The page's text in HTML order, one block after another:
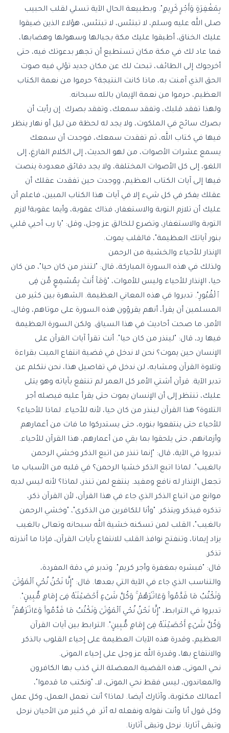
بِمَغْفِرَةٍ وَأَجْرٍ كَرِيمٍ". وبطبيعة الحال الآية تسلي لقلب الحبيب
صلى الله عليه وسلم، لا تبتئس، لا تبتئس، هؤلاء الذين ضيقوا
عليك الخناق، أطبقوا عليك مكة بجبالها وسهولها وهضابها،
فما عاد لك في مكة مكان تستطيع أن تجهر بدعوتك فيه، حتى
أخرجوك إلى الطائف، تبحث لك عن مكان جديد تؤلي فيه صوت
الحق الذي آمنت به، ماذا كانت النتيجة؟ حرموا من نعمة الكتاب
العظيم، حرموا من نعمة الإيمان بالله سبحانه.
ولهذا تفقد قلبك، وتفقد سمعك، وتفقد بصرك. إن رأيت أن
بصرك سائح في الملكوت، ولا يجد له لحظة من ليل أو نهار ينظر
فيها في كتاب الله، ثم تفقدت سمعك، فوجدت أن سمعك
يسمع عشرات الأصوات، من لهو الحديث، إلى الكلام الفارغ، إلى
اللغو، إلى كل الأصوات المختلفة، ولا يجد دقائق معدودة ينصت
فيها إلى آيات الكتاب العظيم، ووجدت حين تفقدت عقلك أن
عقلك يفكر في كل شيء إلا في آيات هذا الكتاب المبين، فاعلم أن
عليك أن تلازم التوبة والاستغفار، فذاك عقوبة، وأيما عقوبة! لازم
التوبة والاستغفار، وتضرع للخالق عز وجل، وقل: "يا رب أحيي قلبي
بنور آياتك العظيمة"، فالقلب يموت.
الإنذار للأحياء والخشية من الرحمن
ولذلك في هذه السورة المباركة، قال: "لتنذر من كان حيا"، من كان
حيا، الإنذار للأحياء وليس للأموات، "وَمَآ أَنتَ بِمُسْمِعٍ مَّن فِى
ٱلْقُبُورِ". تدبروا في هذه المعاني العظيمة. الشهرة بين كثير من
المسلمين أن يقرأ، أنهم يقرؤون هذه السورة على موتاهم، وقال،
الأمر، ما صحت أحاديث في هذا السياق. ولكن السورة العظيمة
فيها رد، قال: "لينذر من كان حيا". أنت تقرأ آيات القرآن على
الإنسان حين يموت؟ نحن لا ندخل في قضية انتفاع الميت بقراءة
وتلاوة القرآن ومشابه، لن ندخل في تفاصيل هذا، نحن نتكلم عن
تدبر الآية. قرآن أشتي الأمر كل العمر لم تنتفع بآياته وهو يتلى
عليك، تنتظر إلى أن الإنسان يموت حتى يقرأ عليه فيصله أجر
التلاوة؟ هذا القرآن لينذر من كان حيا، لأنه للأحياء. لماذا للأحياء؟
للأحياء حتى ينتفعوا بنوره، حتى يستدركوا ما فات من أعمارهم
وأزمانهم، حتى يلحقوا بما بقي من أعمارهم، هذا القرآن للأحياء.
تدبروا في الآية، قال: "إنما تنذر من اتبع الذكر وخشي الرحمن
بالغيب". لماذا اتبع الذكر خشيا الرحمن؟ في قلبه من الأسباب ما
تجعل الإنذار له نافع ومفيد. ينتفع لمن تنذر، لماذا؟ لأنه ليس لديه
موانع من اتباع الذكر الذي جاء في هذا القرآن، لأن القرآن ذكر،
تذكره فيذكر ويتذكر. "وأنا للكافرين من الذكرى"، "وخشي الرحمن
بالغيب"، القلب لمن تسكنه خشية الله سبحانه وتعالى بالغيب
يزاد إيمانا، وتنفتح نوافذ القلب للانتفاع بآيات القرآن، فإذا ما أنذرته
تذكر.
قال: "فبشره بمغفرة وأجر كريم". وتدبر في دقة المفردة،
والتناسب الذي جاء في الآية التي بعدها. قال: "إِنَّا نَحْنُ نُحْىِ ٱلْمَوْتَىٰ
وَنَكْتُبُ مَا قَدَّمُوا۟ وَءَاثَـٰرَهُمْ ۚ وَكُلَّ شَىْءٍ أَحْصَيْنَـٰهُ فِىٓ إِمَامٍ مُّبِينٍ".
تدبروا في الترابط، "إِنَّا نَحْنُ نُحْىِ ٱلْمَوْتَىٰ وَنَكْتُبُ مَا قَدَّمُوا۟ وَءَاثَـٰرَهُمْ ۚ
وَكُلَّ شَىْءٍ أَحْصَيْنَـٰهُ فِىٓ إِمَامٍ مُّبِينٍ". الترابط بين آيات القرآن
العظيم، وقدرة هذه الآيات العظيمة على إحياء القلوب بالذكر
والانتفاع بها، وقدرة الله عز وجل على إحياء الموتى.
نحي الموتى، هذه القضية المعضلة التي كذب بها الكافرون
والمعاندون، ليس فقط نحي الموتى، لا، "ونكتب ما قدموا"،
أعمالك مكتوبة، وآثارك أيضا. لماذا؟ أنت تعمل العمل، وكل عمل
وكل قول أنا وأنت نقوله ونفعله له أثر. في كثير من الأحيان نرحل
وتبقى آثارنا. نرحل وتبقى آثارنا.